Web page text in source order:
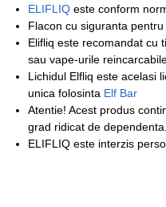
ELIFLIQ este conform
Flacon cu siguranta pentru
Elifliq este recomandat cu
sau vape-urile
Lichidul Elfliq este acelasi
unica folosinta Elf Bar
Atentie! Acest produs
grad ridicat de dependenta.
ELIFLIQ este interzis